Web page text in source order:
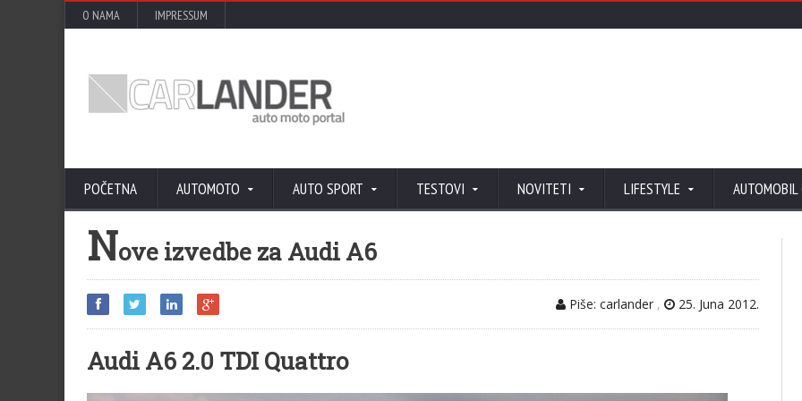
O NAMA IMPRESSUM
POČETNA AUTOMOTO AUTO SPORT TESTOVI NOVITETI LIFESTYLE AUTOMOBIL
Nove izvedbe za Audi A6
Piše: carlander , 25. Juna 2012.
Audi A6 2.0 TDI Quattro